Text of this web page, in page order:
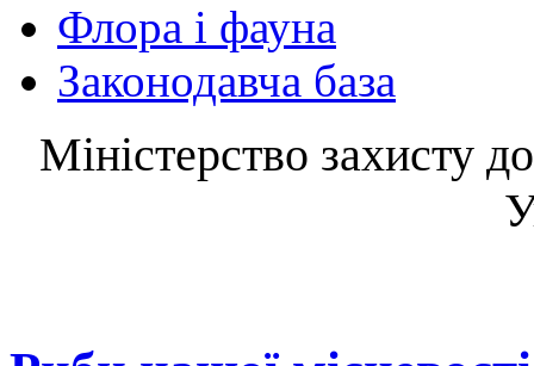
Флора і фауна
Законодавча база
Міністерство захисту